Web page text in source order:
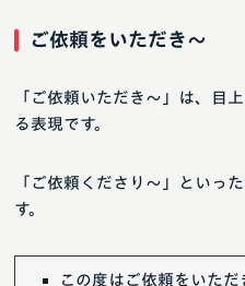
ご依頼をいただき～
「ご依頼いただき〜」は、目
る表現です。
「ご依頼くださり～」といっ
す。
この度はご依頼をいただ